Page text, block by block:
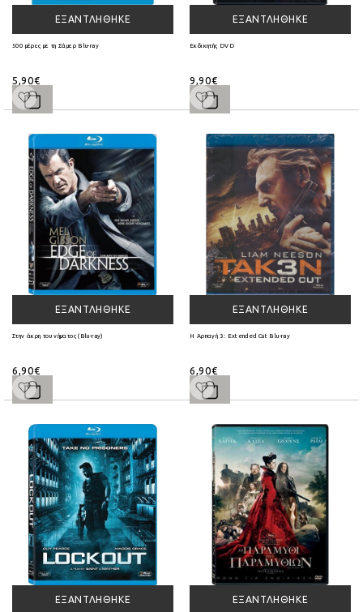
ΕΞΑΝΤΛΉΘΗΚΕ
500 μέρες με τη Σάμερ Blu-ray
5,90€
ΕΞΑΝΤΛΉΘΗΚΕ
Εκδικητής DVD
9,90€
ΕΞΑΝΤΛΉΘΗΚΕ
Στην άκρη του νήματος (Blu-ray)
6,90€
ΕΞΑΝΤΛΉΘΗΚΕ
Η Αρπαγή 3: Extended Cut Blu-ray
6,90€
ΕΞΑΝΤΛΉΘΗΚΕ ΕΞΑΝΤΛΉΘΗΚΕ